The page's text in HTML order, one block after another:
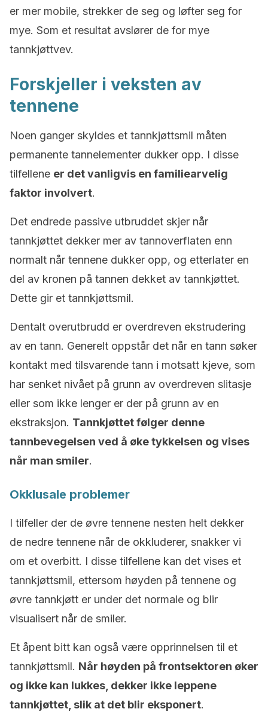
er mer mobile, strekker de seg og løfter seg for
mye. Som et resultat avslører de for mye
tannkjøttvev.
Forskjeller i veksten av
tennene
Noen ganger skyldes et tannkjøttsmil måten
permanente tannelementer dukker opp. I disse
tilfellene er det vanligvis en familiearvelig
faktor involvert.
Det endrede passive utbruddet skjer når
tannkjøttet dekker mer av tannoverflaten enn
normalt når tennene dukker opp, og etterlater en
del av kronen på tannen dekket av tannkjøttet.
Dette gir et tannkjøttsmil.
Dentalt overutbrudd er overdreven ekstrudering
av en tann. Generelt oppstår det når en tann søker
kontakt med tilsvarende tann i motsatt kjeve, som
har senket nivået på grunn av overdreven slitasje
eller som ikke lenger er der på grunn av en
ekstraksjon. Tannkjøttet følger denne
tannbevegelsen ved å øke tykkelsen og vises
når man smiler.
Okklusale problemer
I tilfeller der de øvre tennene nesten helt dekker
de nedre tennene når de okkluderer, snakker vi
om et overbitt. I disse tilfellene kan det vises et
tannkjøttsmil, ettersom høyden på tennene og
øvre tannkjøtt er under det normale og blir
visualisert når de smiler.
Et åpent bitt kan også være opprinnelsen til et
tannkjøttsmil. Når høyden på frontsektoren øker
og ikke kan lukkes, dekker ikke leppene
tannkjøttet, slik at det blir eksponert.